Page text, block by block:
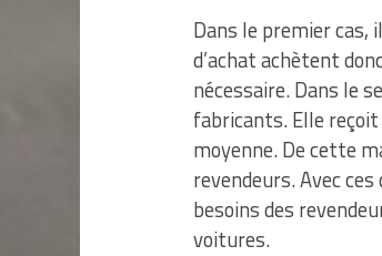
Dans le premier cas,
d’achat achètent
nécessaire. Dans le
fabricants. Elle reçoit
moyenne. De cette
revendeurs. Avec
besoins des
voitures.